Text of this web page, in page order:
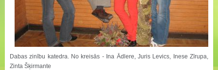
Dabas zinību katedra. No kreisās - Ina Ādlere, Juris Levics, Inese Zīrupa,
Zinta Šķirmante